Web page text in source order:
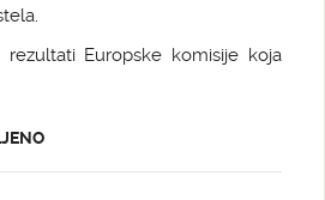
Europske komisije koja